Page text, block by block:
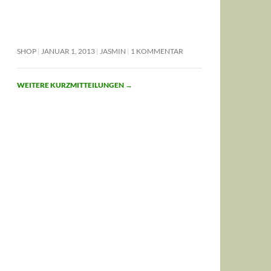
SHOP JANUAR 1, 2013 JASMIN 1 KOMMENTAR
WEITERE KURZMITTEILUNGEN →